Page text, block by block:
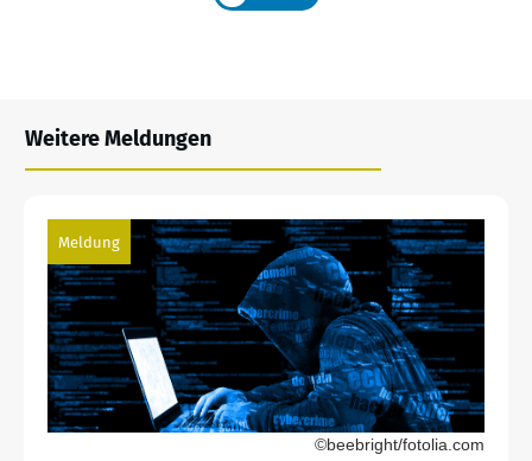
Weitere Meldungen
Meldung
©beebright/fotolia.com